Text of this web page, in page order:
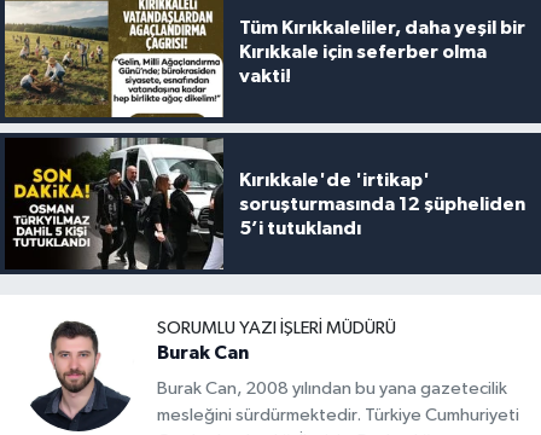
Tüm Kırıkkaleliler, daha yeşil bir
Kırıkkale için seferber olma
vakti!
Kırıkkale'de 'irtikap'
soruşturmasında 12 şüpheliden
5’i tutuklandı
SORUMLU YAZI İŞLERI MÜDÜRÜ
Burak Can
Burak Can, 2008 yılından bu yana gazetecilik
mesleğini sürdürmektedir. Türkiye Cumhuriyeti